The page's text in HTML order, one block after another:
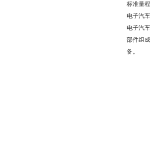
标准量
电子汽
电子汽
部件组
备。